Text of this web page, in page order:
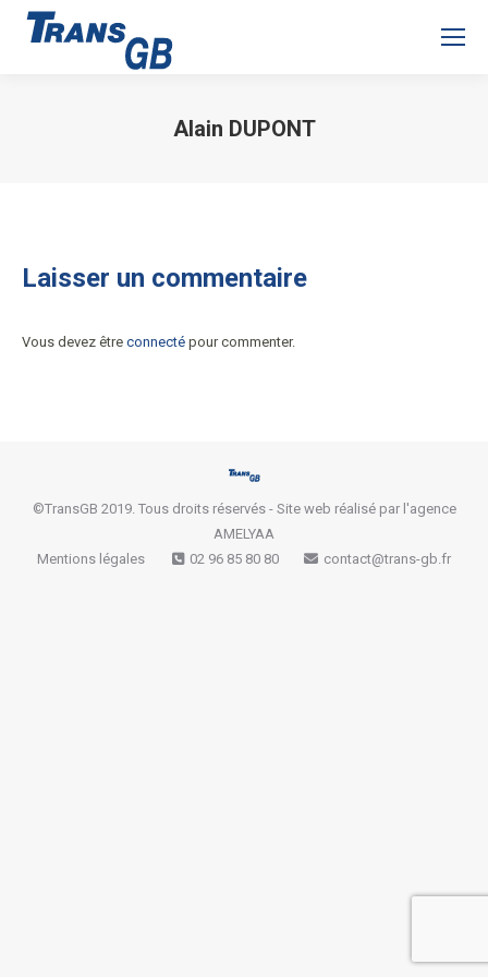
Alain DUPONT
Laisser un commentaire
Vous devez être connecté pour commenter.
©TransGB 2019. Tous droits réservés - Site web réalisé par l'agence
AMELYAA
Mentions légales
02 96 85 80 80 contact@trans-gb.fr